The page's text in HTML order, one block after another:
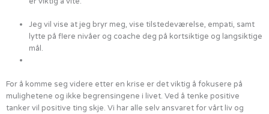
Jeg vil vise at jeg bryr meg, vise tilstedeværelse, empati, samt
lytte på flere nivåer og coache deg på kortsiktige og langsiktige
mål.
For å komme seg videre etter en krise er det viktig å fokusere på
mulighetene og ikke begrensingene i livet. Ved å tenke positive
tanker vil positive ting skje. Vi har alle selv ansvaret for vårt liv og